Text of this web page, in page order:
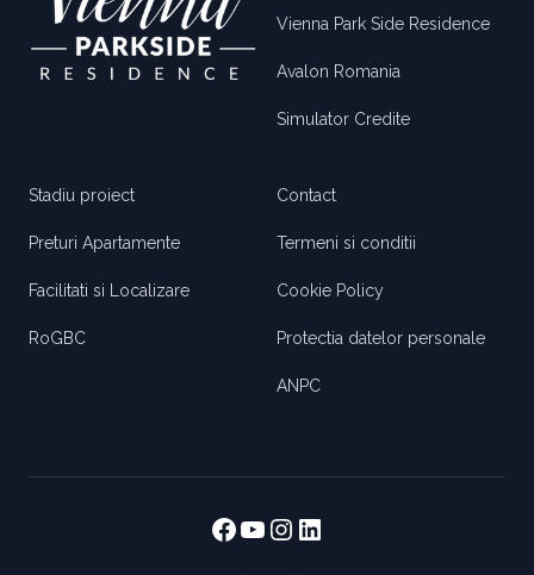
Vienna Park Side Residence
Avalon Romania
Simulator Credite
Stadiu proiect
Preturi Apartamente
Facilitati si Localizare
RoGBC
Contact
Termeni si conditii
Cookie Policy
Protectia datelor personale
ANPC
Facebook
https://
https://
https://